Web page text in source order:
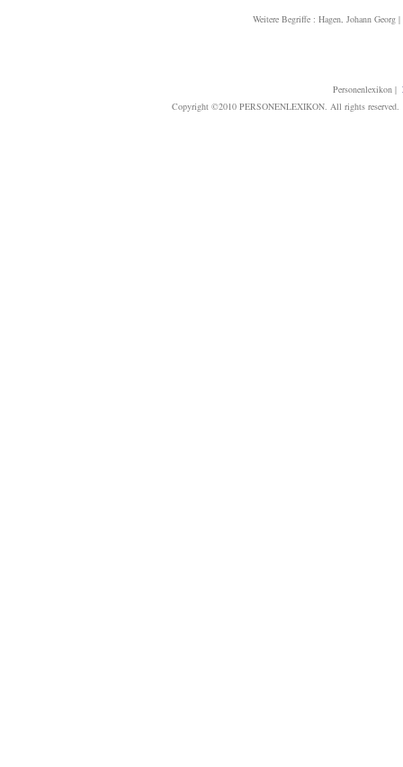
Weitere Begriffe : Hagen, Johann Georg |
Personenlexikon|
Copyright ©2010 PERSONENLEXIKON. All rights